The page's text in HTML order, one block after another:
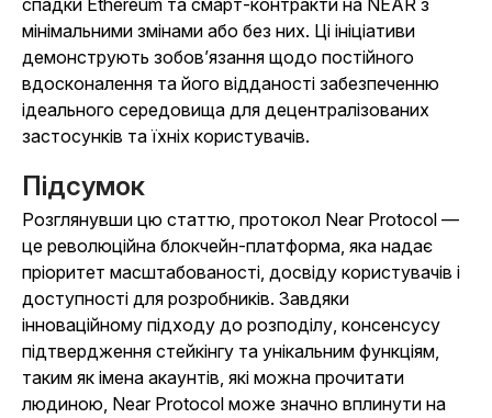
спадки Ethereum та смарт-контракти на NEAR з
мінімальними змінами або без них. Ці ініціативи
демонструють зобов’язання щодо постійного
вдосконалення та його відданості забезпеченню
ідеального середовища для децентралізованих
застосунків та їхніх користувачів.
Підсумок
Розглянувши цю статтю, протокол Near Protocol —
це революційна блокчейн-платформа, яка надає
пріоритет масштабованості, досвіду користувачів і
доступності для розробників. Завдяки
інноваційному підходу до розподілу, консенсусу
підтвердження стейкінгу та унікальним функціям,
таким як імена акаунтів, які можна прочитати
людиною, Near Protocol може значно вплинути на